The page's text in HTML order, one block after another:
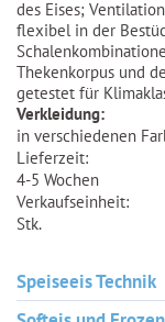
des Eises;
flexibel in der
Thekenkorpus und
getestet für
Verkleidung:
in verschiedenen
Lieferzeit:
4-5 Wochen
Verkaufseinheit:
Stk.
Speiseeis Technik